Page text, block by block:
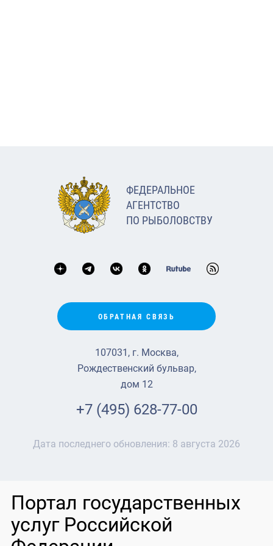
ФЕДЕРАЛЬНОЕ
АГЕНТСТВО
ПО РЫБОЛОВСТВУ
ОБРАТНАЯ СВЯЗЬ
107031, г. Москва,
Рождественский бульвар,
дом 12
+7 (495) 628-77-00
Дата последнего обновления: 8 августа 2026
Портал государственных
услуг Российской